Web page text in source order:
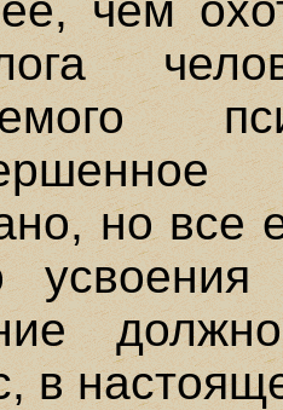
но все
в